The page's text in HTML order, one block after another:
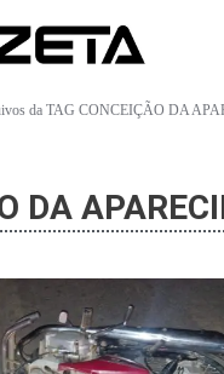
da TAG CONCEIÇÃO DA
DA